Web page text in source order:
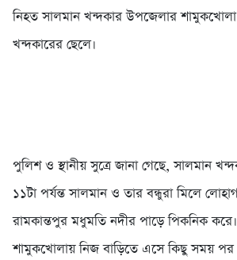
নিহত সালমান খন্দকার উপজেলার শামুকখোলা
খন্দকারের ছেলে।
পুলিশ ও স্থানীয় সুত্রে জানা গেছে, সালমান
১১টা পর্যন্ত সালমান ও তার বন্ধুরা মিলে
রামকান্তপুর মধুমতি নদীর পাড়ে পিকনিক
শামুকখোলায় নিজ বাড়িতে এসে কিছু সময় পর